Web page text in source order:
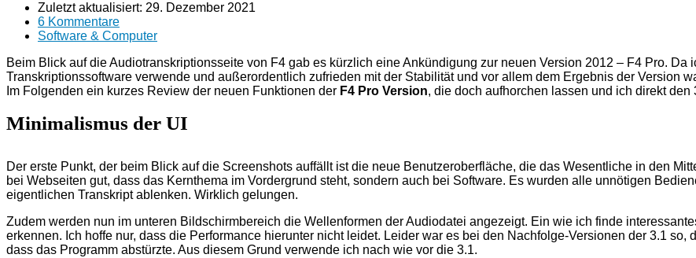
Zuletzt aktualisiert: 29. Dezember 2021
6 Kommentare
Software & Computer
Beim Blick auf die Audiotranskriptionsseite von F4 gab es kürzlich eine Ankündigung zur neuen Version 2012 – F4 Pro. Da
Transkriptionssoftware verwende und außerordentlich zufrieden mit der Stabilität und vor allem dem Ergebnis der Version
Im Folgenden ein kurzes Review der neuen Funktionen der F4 Pro Version, die doch aufhorchen lassen und ich direkt
Minimalismus der UI
Der erste Punkt, der beim Blick auf die Screenshots auffällt ist die neue Benutzeroberfläche, die das Wesentliche in den
bei Webseiten gut, dass das Kernthema im Vordergrund steht, sondern auch bei Software. Es wurden alle unnötigen
eigentlichen Transkript ablenken. Wirklich gelungen.
Zudem werden nun im unteren Bildschirmbereich die Wellenformen der Audiodatei angezeigt. Ein wie ich finde
erkennen. Ich hoffe nur, dass die Performance hierunter nicht leidet. Leider war es bei den Nachfolge-Versionen der 3.1
dass das Programm abstürzte. Aus diesem Grund verwende ich nach wie vor die 3.1.